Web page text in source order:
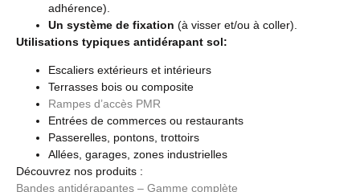
adhérence).
Un système de fixation (à visser et/ou à coller).
Utilisations typiques antidérapant sol:
Escaliers extérieurs et intérieurs
Terrasses bois ou composite
Rampes d’accès PMR
Entrées de commerces ou restaurants
Passerelles, pontons, trottoirs
Allées, garages, zones industrielles
Découvrez nos produits :
Bandes antidérapantes – Gamme complète